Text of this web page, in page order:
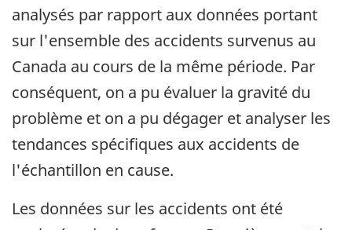
analysés par rapport aux données portant
sur l'ensemble des accidents survenus au
Canada au cours de la même période. Par
conséquent, on a pu évaluer la gravité du
problème et on a pu dégager et analyser les
tendances spécifiques aux accidents de
l'échantillon en cause.
Les données sur les accidents ont été